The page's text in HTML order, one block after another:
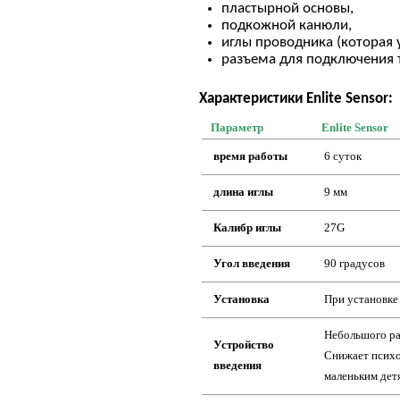
пластырной основы,
подкожной канюли,
иглы проводника (которая
разъема для подключения
Характеристики Enlite Sensor:
Параметр Enlite Sensor
время работы 6 суток
длина иглы 9 мм
Калибр иглы 27G
Угол введения 90 градусов
Установка При установке
Устройство
введения
Небольшого
Снижает
маленьким